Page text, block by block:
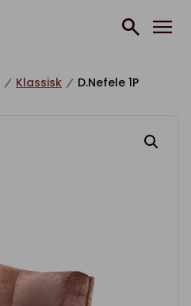
Klassisk D.Nefele 1P